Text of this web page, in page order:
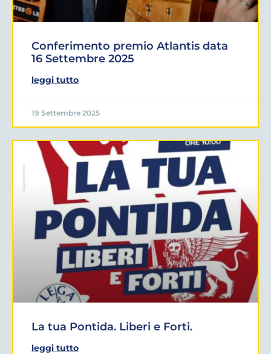
Conferimento premio Atlantis data
16 Settembre 2025
leggi tutto
19 Settembre 2025
La tua Pontida. Liberi e Forti.
leggi tutto